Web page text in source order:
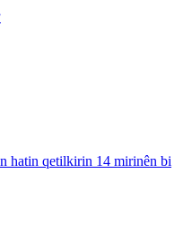
hatin qetilkirin 14 mirinên bi